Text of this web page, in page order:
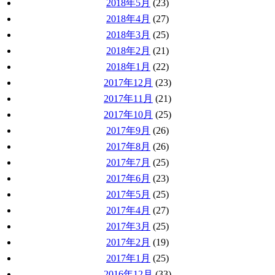
2018年5月 (23)
2018年4月 (27)
2018年3月 (25)
2018年2月 (21)
2018年1月 (22)
2017年12月 (23)
2017年11月 (21)
2017年10月 (25)
2017年9月 (26)
2017年8月 (26)
2017年7月 (25)
2017年6月 (23)
2017年5月 (25)
2017年4月 (27)
2017年3月 (25)
2017年2月 (19)
2017年1月 (25)